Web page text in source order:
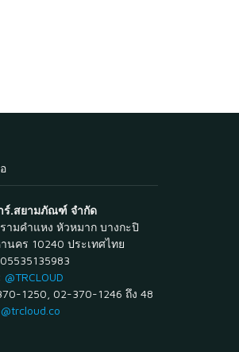
ร์.สยามภัณฑ์ จำกัด
ามคำแหง หัวหมาก บางกะปิ
นคร 10240 ประเทศไทย
@TRCLOUD
1250, 02-370-1246 ถึง 48